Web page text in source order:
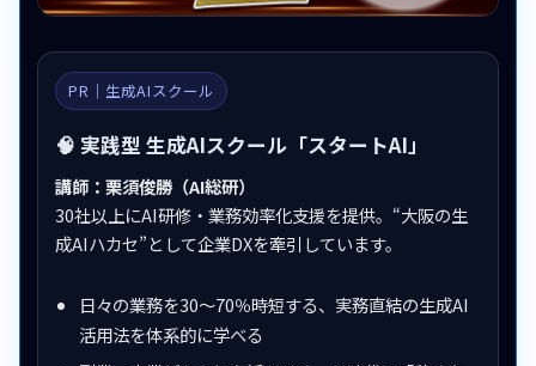
PR｜生成AIスクール
🧠 実践型 生成AIスクール「スタートAI」
講師：栗須俊勝（AI総研）
30社以上にAI研修・業務効率化支援を提供。“大阪の生
成AIハカセ”として企業DXを牽引しています。
日々の業務を30〜70％時短する、実務直結の生成AI
活用法を体系的に学べる